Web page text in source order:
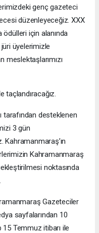
genç gazeteci
düzenleyeceğiz. XXX
için alanında
jüri üyelerimizle
meslektaşlarımızı
taçlandıracağız.
tarafından desteklenen
3 gün
Kahramanmaraş
noktasında
Gazeteciler
sayfalarından 10
Temmuz itibarı ile